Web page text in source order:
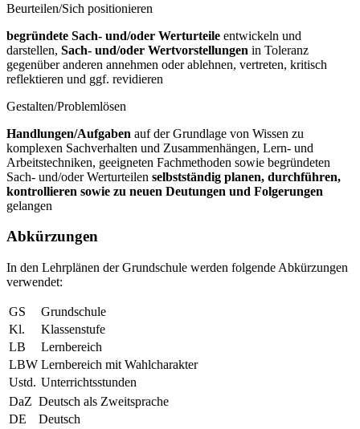
Beurteilen/Sich positionieren
begründete Sach- und/oder Werturteile entwickeln und
darstellen, Sach- und/oder Wertvorstellungen in Toleranz
gegenüber anderen annehmen oder ablehnen, vertreten, kritisch
reflektieren und ggf. revidieren
Gestalten/Problemlösen
Handlungen/Aufgaben auf der Grundlage von Wissen zu
komplexen Sachverhalten und Zusammenhängen, Lern- und
Arbeitstechniken, geeigneten Fachmethoden sowie begründeten
Sach- und/oder Werturteilen selbstständig planen, durchführen,
kontrollieren sowie zu neuen Deutungen und Folgerungen
gelangen
Abkürzungen
In den Lehrplänen der Grundschule werden folgende Abkürzungen
verwendet:
GS
Grundschule
Kl.
Klassenstufe
LB
Lernbereich
LBW Lernbereich mit Wahlcharakter
Ustd. Unterrichtsstunden
DaZ Deutsch als Zweitsprache
DE
Deutsch